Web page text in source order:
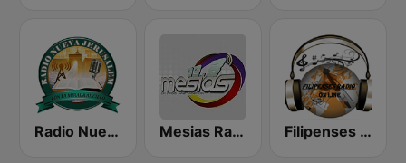
Radio Nueva Jerusalem Mesias Radio 99.3 FM Filipenses Radio El Salvador